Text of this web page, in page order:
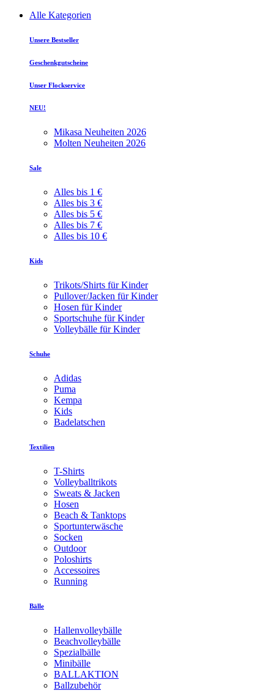
Alle Kategorien
Unsere Bestseller
Geschenkgutscheine
Unser Flockservice
NEU!
Mikasa Neuheiten 2026
Molten Neuheiten 2026
Sale
Alles bis 1 €
Alles bis 3 €
Alles bis 5 €
Alles bis 7 €
Alles bis 10 €
Kids
Trikots/Shirts für Kinder
Pullover/Jacken für Kinder
Hosen für Kinder
Sportschuhe für Kinder
Volleybälle für Kinder
Schuhe
Adidas
Puma
Kempa
Kids
Badelatschen
Textilien
T-Shirts
Volleyballtrikots
Sweats & Jacken
Hosen
Beach & Tanktops
Sportunterwäsche
Socken
Outdoor
Poloshirts
Accessoires
Running
Bälle
Hallenvolleybälle
Beachvolleybälle
Spezialbälle
Minibälle
BALLAKTION
Ballzubehör